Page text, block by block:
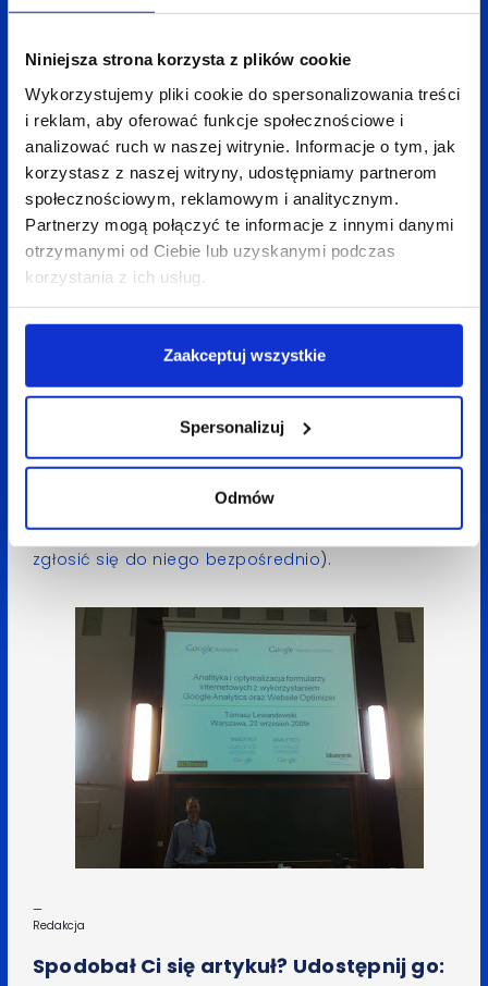
Niniejsza strona korzysta z plików cookie
Wykorzystujemy pliki cookie do spersonalizowania treści
i reklam, aby oferować funkcje społecznościowe i
analizować ruch w naszej witrynie. Informacje o tym, jak
korzystasz z naszej witryny, udostępniamy partnerom
społecznościowym, reklamowym i analitycznym.
Partnerzy mogą połączyć te informacje z innymi danymi
otrzymanymi od Ciebie lub uzyskanymi podczas
korzystania z ich usług.
Zaakceptuj wszystkie
Spersonalizuj
Odmów
Z kolei Website Optimizer pozwala przetestować
pomocy użytkowników, aby wyłonić rozwiązanie
zapewniające najwięcej konwersji.
Podsumowując, wszystkie prezentacje okazały się
wartościowe, pobudziły audytorium do pytań
i dyskusji. Kolejne spotkanie specjalistów z branży
SEM najprawdopodobniej pod koniec
br. My na pewno będziemy!
opublikowane na stronie poświęconej
My już teraz zachęcamy do zapoznania się
z materiałem przygotowanym przez Tomka
Lewandowskiego (osoby zainteresowane mogą
zgłosić się do niego bezpośrednio).
—
Redakcja
Spodobał Ci się artykuł? Udostępnij go: